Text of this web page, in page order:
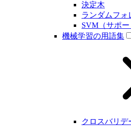
決定木
ランダムフォ
SVM（サポー
機械学習の用語集
クロスバリデ